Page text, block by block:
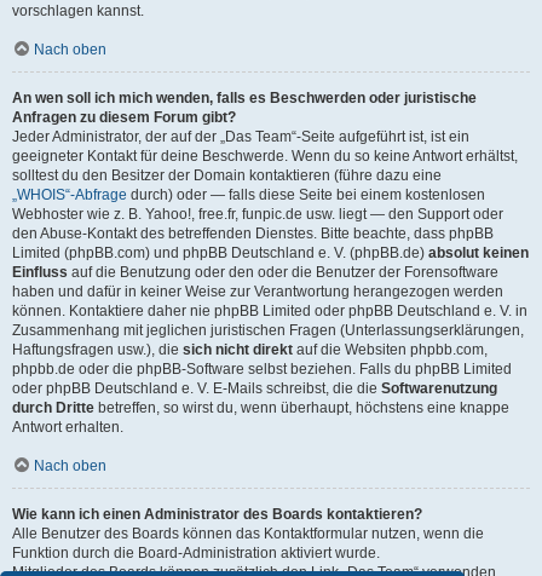
vorschlagen kannst.
Nach oben
An wen soll ich mich wenden, falls es Beschwerden oder juristische
Anfragen zu diesem Forum gibt?
Jeder Administrator, der auf der „Das Team“-Seite aufgeführt ist, ist ein
geeigneter Kontakt für deine Beschwerde. Wenn du so keine Antwort erhältst,
solltest du den Besitzer der Domain kontaktieren (führe dazu eine
„WHOIS“-Abfrage durch) oder — falls diese Seite bei einem kostenlosen
Webhoster wie z. B. Yahoo!, free.fr, funpic.de usw. liegt — den Support oder
den Abuse-Kontakt des betreffenden Dienstes. Bitte beachte, dass phpBB
Limited (phpBB.com) und phpBB Deutschland e. V. (phpBB.de) absolut keinen
Einfluss auf die Benutzung oder den oder die Benutzer der Forensoftware
haben und dafür in keiner Weise zur Verantwortung herangezogen werden
können. Kontaktiere daher nie phpBB Limited oder phpBB Deutschland e. V. in
Zusammenhang mit jeglichen juristischen Fragen (Unterlassungserklärungen,
Haftungsfragen usw.), die sich nicht direkt auf die Websiten phpbb.com,
phpbb.de oder die phpBB-Software selbst beziehen. Falls du phpBB Limited
oder phpBB Deutschland e. V. E-Mails schreibst, die die Softwarenutzung
durch Dritte betreffen, so wirst du, wenn überhaupt, höchstens eine knappe
Antwort erhalten.
Nach oben
Wie kann ich einen Administrator des Boards kontaktieren?
Alle Benutzer des Boards können das Kontaktformular nutzen, wenn die
Funktion durch die Board-Administration aktiviert wurde.
Mitglieder des Boards können zusätzlich den Link „Das Team“ verwenden.